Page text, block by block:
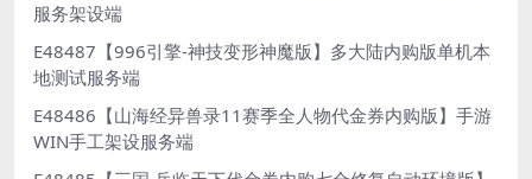
服务架设端
E48487【996引擎-神技变形神魔版】多大陆内购版单机本
地测试服务端
E48486【山海经异兽录11赛季全人物代金券内购版】手游
WIN手工架设服务端